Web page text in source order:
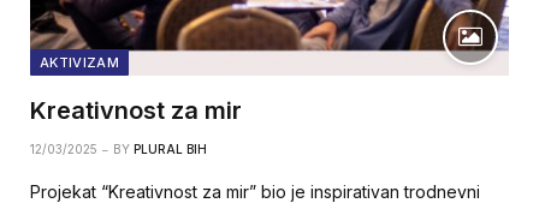
AKTIVIZAM
Kreativnost za mir
12/03/2025 BY PLURAL BIH
Projekat “Kreativnost za mir” bio je inspirativan trodnevni